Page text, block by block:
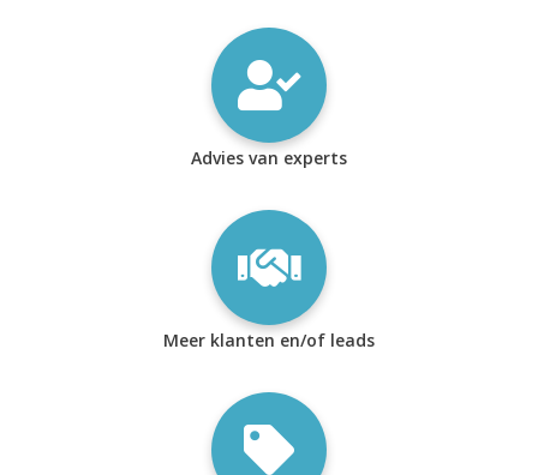
Advies van experts
Meer klanten en/of leads